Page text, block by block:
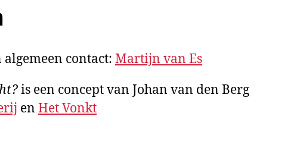
contact: Martijn van Es
is een concept van Johan van den Berg
en Het Vonkt